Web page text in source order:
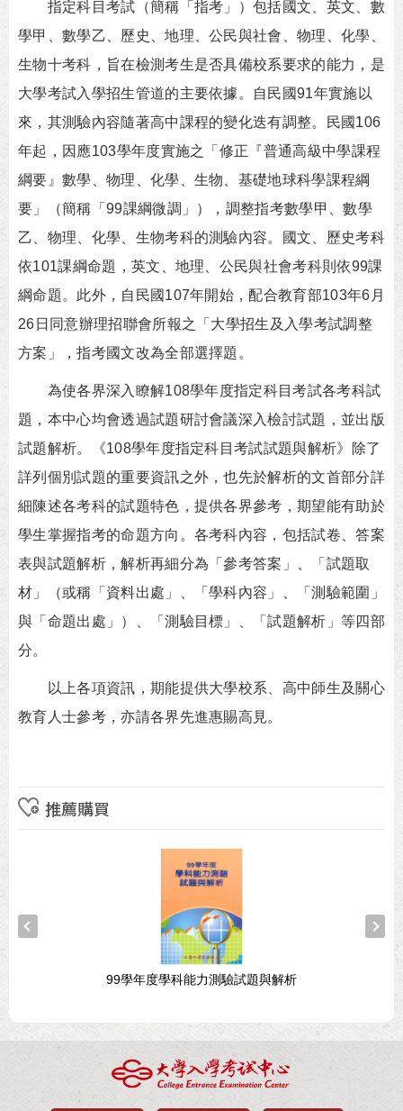
指定科目考試（簡稱「指考」）包括國文、英文、數
學甲、數學乙、歷史、地理、公民與社會、物理、化學、
生物十考科，旨在檢測考生是否具備校系要求的能力，是
大學考試入學招生管道的主要依據。自民國91年實施以
來，其測驗內容隨著高中課程的變化迭有調整。民國106
年起，因應103學年度實施之「修正『普通高級中學課程
綱要』數學、物理、化學、生物、基礎地球科學課程綱
要」（簡稱「99課綱微調」），調整指考數學甲、數學
乙、物理、化學、生物考科的測驗內容。國文、歷史考科
依101課綱命題，英文、地理、公民與社會考科則依99課
綱命題。此外，自民國107年開始，配合教育部103年6月
26日同意辦理招聯會所報之「大學招生及入學考試調整
方案」，指考國文改為全部選擇題。
為使各界深入瞭解108學年度指定科目考試各考科試
題，本中心均會透過試題研討會議深入檢討試題，並出版
試題解析。《108學年度指定科目考試試題與解析》除了
詳列個別試題的重要資訊之外，也先於解析的文首部分詳
細陳述各考科的試題特色，提供各界參考，期望能有助於
學生掌握指考的命題方向。各考科內容，包括試卷、答案
表與試題解析，解析再細分為「參考答案」、「試題取
材」（或稱「資料出處」、「學科內容」、「測驗範圍」
與「命題出處」）、「測驗目標」、「試題解析」等四部
分。
以上各項資訊，期能提供大學校系、高中師生及關心
教育人士參考，亦請各界先進惠賜高見。
推薦購買
99學年度學科能力測驗試題與解析